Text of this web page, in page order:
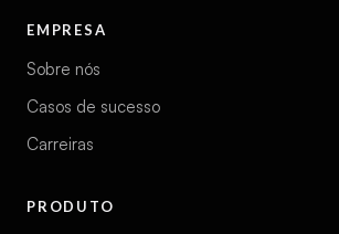
EMPRESA
Sobre nós
Casos de sucesso
Carreiras
PRODUTO